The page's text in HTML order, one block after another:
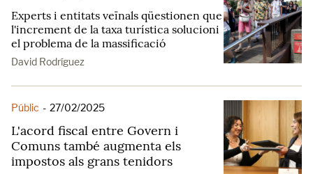
Experts i entitats veïnals qüestionen que
l'increment de la taxa turística solucioni
el problema de la massificació
David Rodríguez
Públic - 27/02/2025
L'acord fiscal entre Govern i
Comuns també augmenta els
impostos als grans tenidors